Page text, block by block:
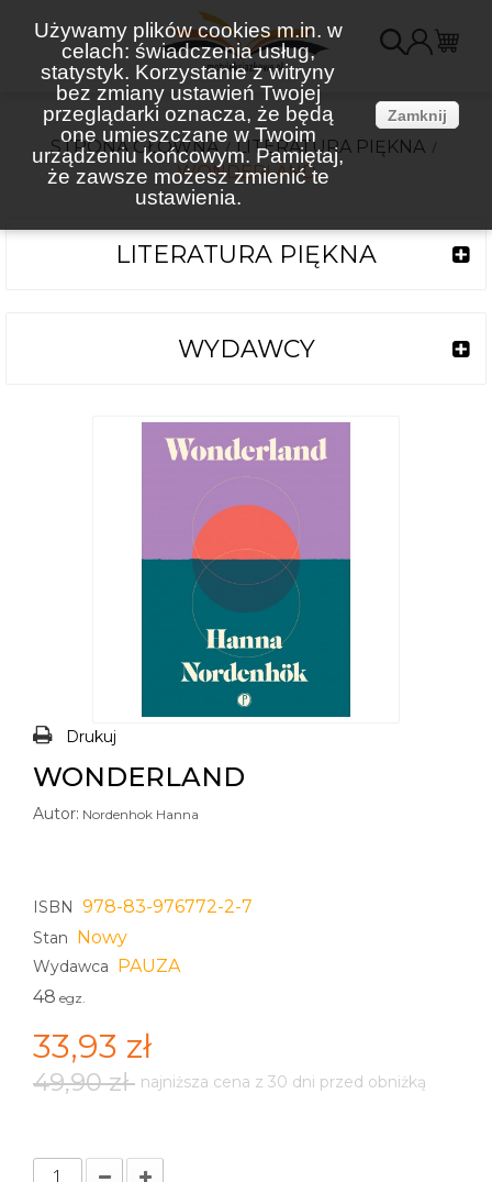
Używamy plików cookies m.in. w
celach: świadczenia usług,
statystyk. Korzystanie z witryny
bez zmiany ustawień Twojej
przeglądarki oznacza, że będą
one umieszczane w Twoim
urządzeniu końcowym. Pamiętaj,
że zawsze możesz zmienić te
ustawienia.
Zamknij
STRONA GŁÓWNA
LITERATURA PIĘKNA
WONDERLAND
LITERATURA PIĘKNA
WYDAWCY
Drukuj
WONDERLAND
Autor: Nordenhok Hanna
ISBN 978-83-976772-2-7
Stan Nowy
Wydawca PAUZA
48 egz.
33,93 zł
49,90 zł najniższa cena z 30 dni przed obniżką